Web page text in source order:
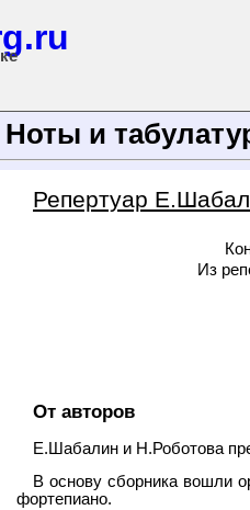
Ноты и
Репертуар
Из
От авторов
Е.Шабалин и Н.Роботова
В основу сборника вошли
фортепиано.